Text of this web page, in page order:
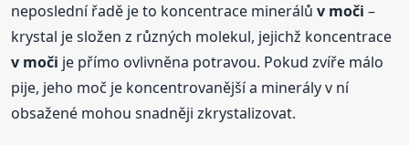
neposlední řadě je to koncentrace minerálův moči –
krystal je složen z různých molekul, jejichž koncentrace
v moči je přímo ovlivněna potravou. Pokud zvíře málo
pije, jeho moč je koncentrovanější a minerály v ní
obsažené mohou snadněji zkrystalizovat.